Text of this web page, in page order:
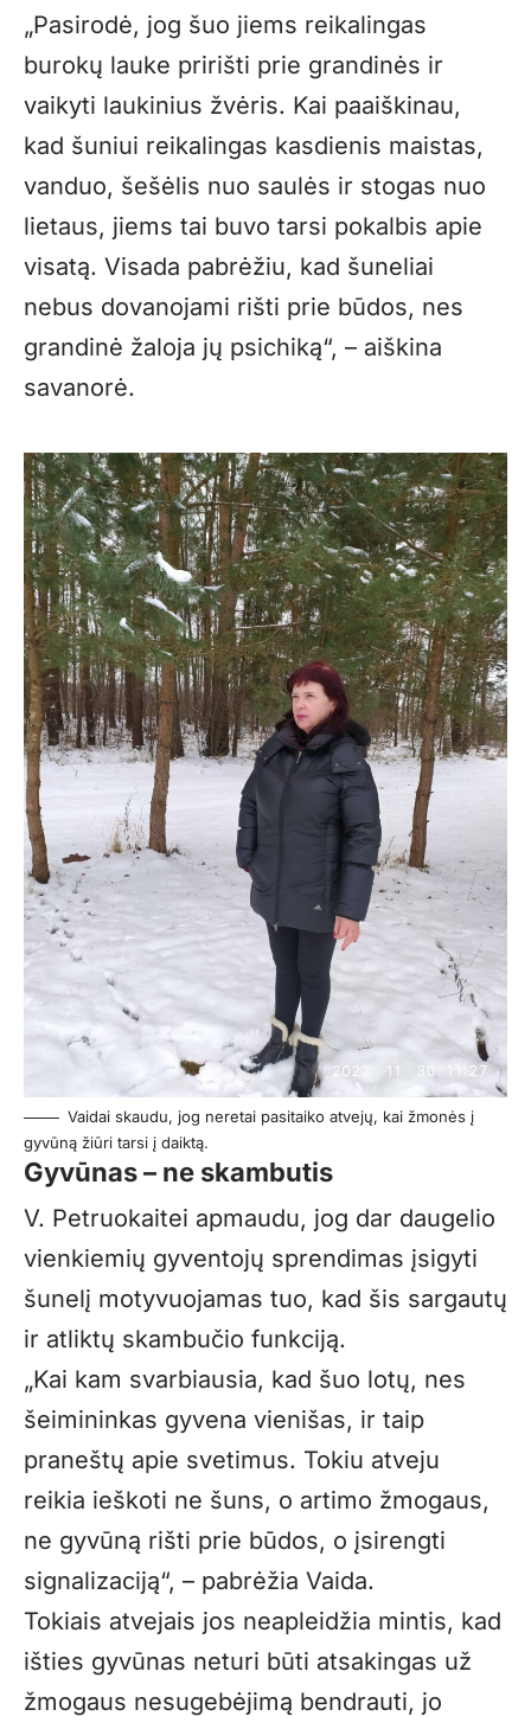
„Pasirodė, jog šuo jiems reikalingas
burokų lauke pririšti prie grandinės ir
vaikyti laukinius žvėris. Kai paaiškinau,
kad šuniui reikalingas kasdienis maistas,
vanduo, šešėlis nuo saulės ir stogas nuo
lietaus, jiems tai buvo tarsi pokalbis apie
visatą. Visada pabrėžiu, kad šuneliai
nebus dovanojami rišti prie būdos, nes
grandinė žaloja jų psichiką“, – aiškina
savanorė.
Vaidai skaudu, jog neretai pasitaiko atvejų, kai žmonės į
gyvūną žiūri tarsi į daiktą.
Gyvūnas – ne skambutis
V. Petruokaitei apmaudu, jog dar daugelio
vienkiemių gyventojų sprendimas įsigyti
šunelį motyvuojamas tuo, kad šis sargautų
ir atliktų skambučio funkciją.
„Kai kam svarbiausia, kad šuo lotų, nes
šeimininkas gyvena vienišas, ir taip
praneštų apie svetimus. Tokiu atveju
reikia ieškoti ne šuns, o artimo žmogaus,
ne gyvūną rišti prie būdos, o įsirengti
signalizaciją“, – pabrėžia Vaida.
Tokiais atvejais jos neapleidžia mintis, kad
išties gyvūnas neturi būti atsakingas už
žmogaus nesugebėjimą bendrauti, jo